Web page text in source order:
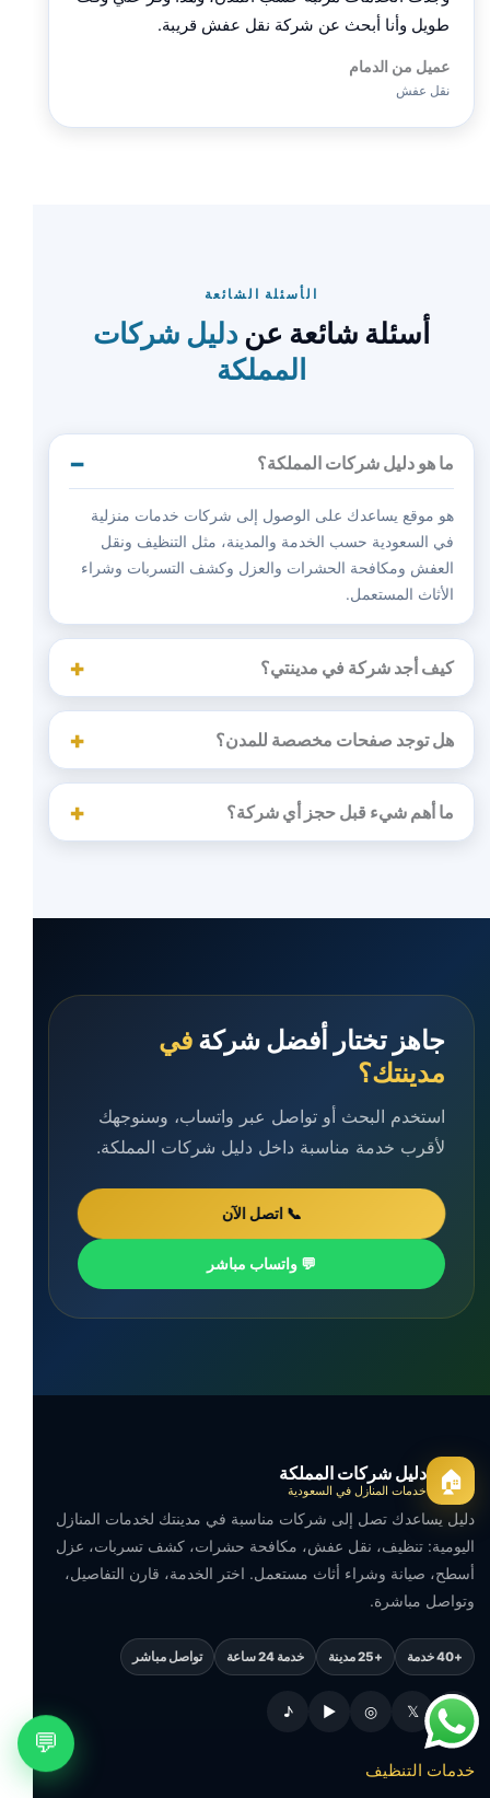
💬
طويل وأنا أبحث عن شركة نقل عفش قريبة.
عميل من الدمام
نقل عفش
الأسئلة الشائعة
أسئلة شائعة عن دليل شركات
المملكة
ما هو دليل شركات المملكة؟
هو موقع يساعدك على الوصول إلى شركات خدمات منزلية
في السعودية حسب الخدمة والمدينة، مثل التنظيف ونقل
العفش ومكافحة الحشرات والعزل وكشف التسربات وشراء
الأثاث المستعمل.
كيف أجد شركة في مدينتي؟
هل توجد صفحات مخصصة للمدن؟
ما أهم شيء قبل حجز أي شركة؟
جاهز تختار أفضل شركة في
مدينتك؟
استخدم البحث أو تواصل عبر واتساب، وسنوجهك
لأقرب خدمة مناسبة داخل دليل شركات المملكة.
📞 اتصل الآن
💬 واتساب مباشر
🏠 دليل شركات المملكة
خدمات المنازل في السعودية
دليل يساعدك تصل إلى شركات مناسبة في مدينتك لخدمات المنازل
اليومية: تنظيف، نقل عفش، مكافحة حشرات، كشف تسربات، عزل
أسطح، صيانة وشراء أثاث مستعمل. اختر الخدمة، قارن التفاصيل،
وتواصل مباشرة.
+40 خدمة +25 مدينة خدمة 24 ساعة تواصل مباشر
𝕏
◎
▶
♪
خدمات التنظيف